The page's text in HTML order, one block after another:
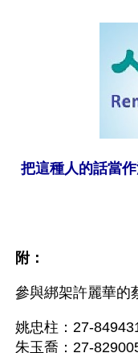
把這種人的話當
附：
參與綁架許麗華的
姚忠柱：27-